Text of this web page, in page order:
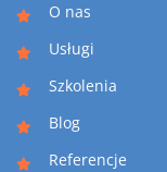
O nas
Usługi
Szkolenia
Blog
Referencje